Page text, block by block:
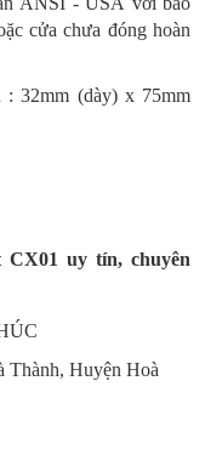
cửa chưa đóng hoàn
32mm (dày) x 75mm
uy tín, chuyên
Huyện Hoà